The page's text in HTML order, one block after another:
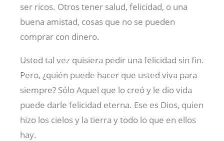
ser ricos. Otros tener salud, felicidad, o una
buena amistad, cosas que no se pueden
comprar con dinero.
Usted tal vez quisiera pedir una felicidad sin fin.
Pero, ¿quién puede hacer que usted viva para
siempre? Sólo Aquel que lo creó y le dio vida
puede darle felicidad eterna. Ese es Dios, quien
hizo los cielos y la tierra y todo lo que en ellos
hay.